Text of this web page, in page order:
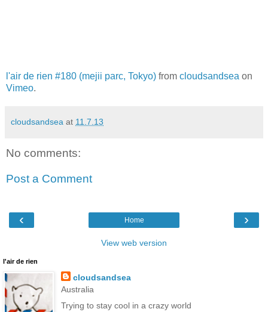
l'air de rien #180 (mejii parc, Tokyo) from cloudsandsea on
Vimeo.
cloudsandsea at 11.7.13
No comments:
Post a Comment
‹ ›
Home
View web version
l'air de rien
cloudsandsea
Australia
Trying to stay cool in a crazy world